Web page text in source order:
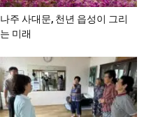
나주 사대문, 천년 읍성이 그리
는 미래